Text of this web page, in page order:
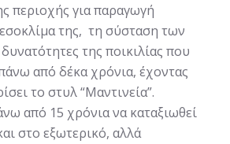
περιοχής για παραγωγή
της, τη σύσταση των
της ποικιλίας που
από δέκα χρόνια, έχοντας
το στυλ “Μαντινεία”.
από 15 χρόνια να καταξιωθεί
στο εξωτερικό, αλλά